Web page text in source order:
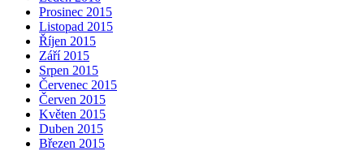
Prosinec 2015
Listopad 2015
Říjen 2015
Září 2015
Srpen 2015
Červenec 2015
Červen 2015
Květen 2015
Duben 2015
Březen 2015